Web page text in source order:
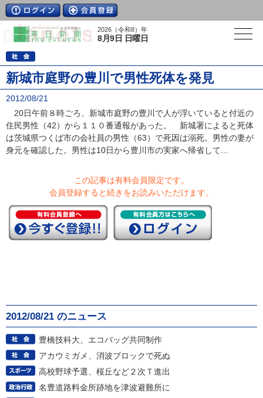
2026（令和8）年
8月9日 日曜日
新城市庭野の豊川で男性死体を発見
2012/08/21
20日午前８時ごろ、新城市庭野の豊川で人が浮いていると付近の
住民男性（42）から１１０番通報があった。 新城署によると死体
は茨城県つくば市の会社員の男性（63）で死因は溺死。男性の妻が
身元を確認した。男性は10日から豊川市の実家へ帰省して...
この記事は有料会員限定です。
会員登録すると続きをお読みいただけます。
2012/08/21 のニュース
豊橋技科大、エコバッグ共同制作
アカウミガメ、消波ブロックで死ぬ
高校野球予選、桜丘など２次Ｔ進出
名豊道路料金所跡地を津波避難所に